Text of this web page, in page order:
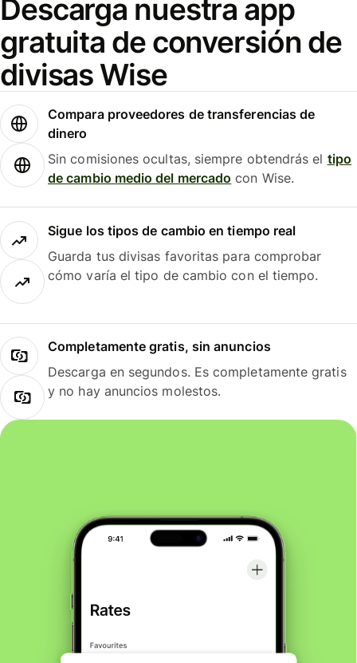
Descarga nuestra app
gratuita de conversión de
divisas Wise
Compara proveedores de transferencias de
dinero
Sin comisiones ocultas, siempre obtendrás el tipo
de cambio medio del mercado con Wise.
Sigue los tipos de cambio en tiempo real
Guarda tus divisas favoritas para comprobar
cómo varía el tipo de cambio con el tiempo.
Completamente gratis, sin anuncios
Descarga en segundos. Es completamente gratis
y no hay anuncios molestos.